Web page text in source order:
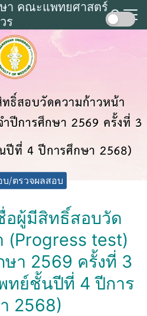
า คณะแพทยศาสตร์
ร
/ตรวจผลสอบ
อผู้มีสิทธิ์สอบวัด
(Progress test)
ษา 2569 ครั้งที่ 3
ทย์ชั้นปีที่ 4 ปีการ
2568)